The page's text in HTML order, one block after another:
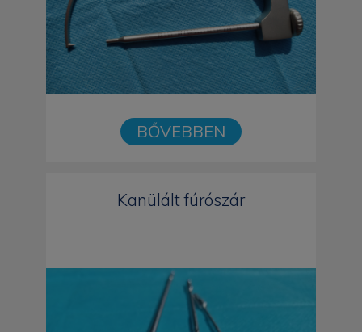
BŐVEBBEN
Kanülált fúrószár